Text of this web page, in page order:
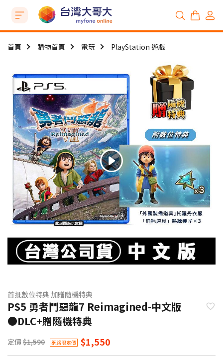
首頁 購物首頁 電玩 PlayStation 遊戲
首批數位特典 加贈隨機特典
PS5 勇者鬥惡龍7 Reimagined-中文版
●DLC+贈隨機特典
定價 $1,590 網路限定價 $1,550